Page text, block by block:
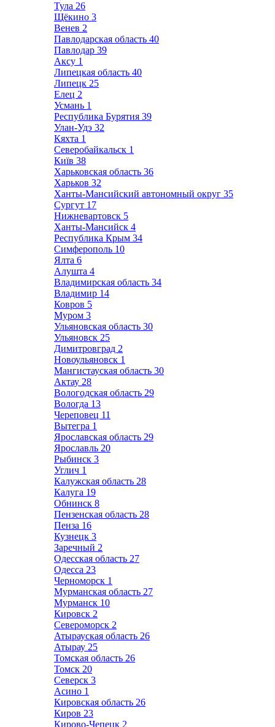
Тула 26
Щёкино 3
Венев 2
Павлодарская область 40
Павлодар 39
Аксу 1
Липецкая область 40
Липецк 25
Елец 2
Усмань 1
Республика Бурятия 39
Улан-Удэ 32
Кяхта 1
Северобайкальск 1
Київ 38
Харьковская область 36
Харьков 32
Ханты-Мансийский автономный округ 35
Сургут 17
Нижневартовск 5
Ханты-Мансийск 4
Республика Крым 34
Симферополь 10
Ялта 6
Алушта 4
Владимирская область 34
Владимир 14
Ковров 5
Муром 3
Ульяновская область 30
Ульяновск 25
Димитровград 2
Новоульяновск 1
Мангистауская область 30
Актау 28
Вологодская область 29
Вологда 13
Череповец 11
Вытегра 1
Ярославская область 29
Ярославль 20
Рыбинск 3
Углич 1
Калужская область 28
Калуга 19
Обнинск 8
Пензенская область 28
Пенза 16
Кузнецк 3
Заречный 2
Одесская область 27
Одесса 23
Черноморск 1
Мурманская область 27
Мурманск 10
Кировск 2
Североморск 2
Атырауская область 26
Атырау 25
Томская область 26
Томск 20
Северск 3
Асино 1
Кировская область 26
Киров 23
Кирово-Чепецк 2